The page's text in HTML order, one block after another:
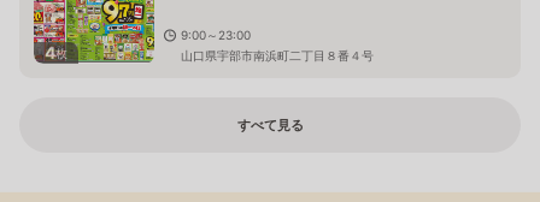
4枚
9:00～23:00
山口県宇部市南浜町二丁目８番４号
すべて見る